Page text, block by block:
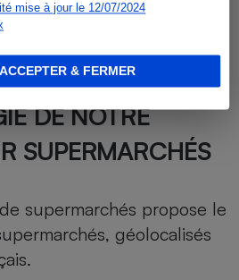
mise à jour le 12/07/2024
& FERMER
105,95 €
DE NOTRE
SUPERMARCHÉS
supermarchés propose le
géolocalisés